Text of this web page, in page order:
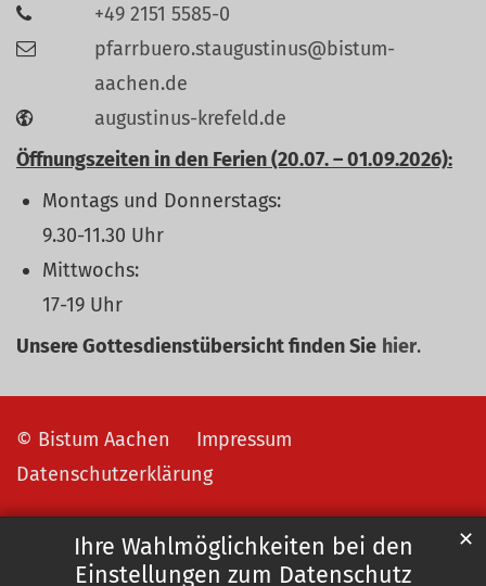
Ihre Wahlmöglichkeiten bei den
Einstellungen zum Datenschutz
✕
+49 2151 5585-0
pfarrbuero.staugustinus@bistum-
aachen.de
augustinus-krefeld.de
Öffnungszeiten in den Ferien (20.07. – 01.09.2026):
Montags und Donnerstags:
9.30-11.30 Uhr
Mittwochs:
17-19 Uhr
Unsere Gottesdienstübersicht finden Sie hier.
© Bistum Aachen
Impressum
Datenschutzerklärung